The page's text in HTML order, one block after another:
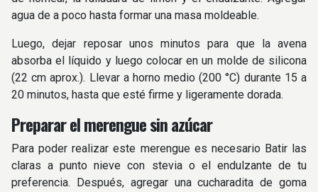
agua de a poco hasta formar una masa moldeable.
Luego, dejar reposar unos minutos para que la avena
absorba el líquido y luego colocar en un molde de silicona
(22 cm aprox.). Llevar a horno medio (200 °C) durante 15 a
20 minutos, hasta que esté firme y ligeramente dorada.
Preparar el merengue sin azúcar
Para poder realizar este merengue es necesario Batir las
claras a punto nieve con stevia o el endulzante de tu
preferencia. Después, agregar una cucharadita de goma